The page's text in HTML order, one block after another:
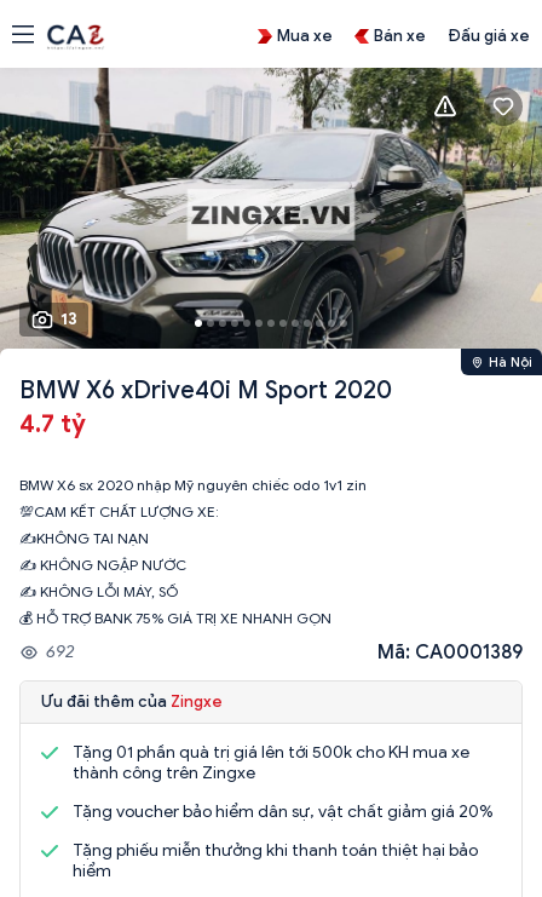
Mua xe Bán xe Đấu giá xe
13
Hà Nội
BMW X6 xDrive40i M Sport 2020
4.7 tỷ
BMW X6 sx 2020 nhập Mỹ nguyên chiếc odo 1v1 zin
💯CAM KẾT CHẤT LƯỢNG XE:
✍KHÔNG TAI NẠN
✍ KHÔNG NGẬP NƯỚC
✍ KHÔNG LỖI MÁY, SỐ
💰 HỖ TRỢ BANK 75% GIÁ TRỊ XE NHANH GỌN
692 Mã: CA0001389
Ưu đãi thêm của Zingxe
Tặng 01 phần quà trị giá lên tới 500k cho KH mua xe
thành công trên Zingxe
Tặng voucher bảo hiểm dân sự, vật chất giảm giá 20%
Tặng phiếu miễn thưởng khi thanh toán thiệt hại bảo
hiểm